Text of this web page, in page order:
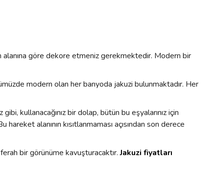
göre dekore etmeniz gerekmektedir. Modern bir
modern olan her banyoda jakuzi bulunmaktadır. Her
kullanacağınız bir dolap, bütün bu eşyalarınız için
alanının kısıtlanmaması açısından son derece
bir görünüme kavuşturacaktır.Jakuzi fiyatları